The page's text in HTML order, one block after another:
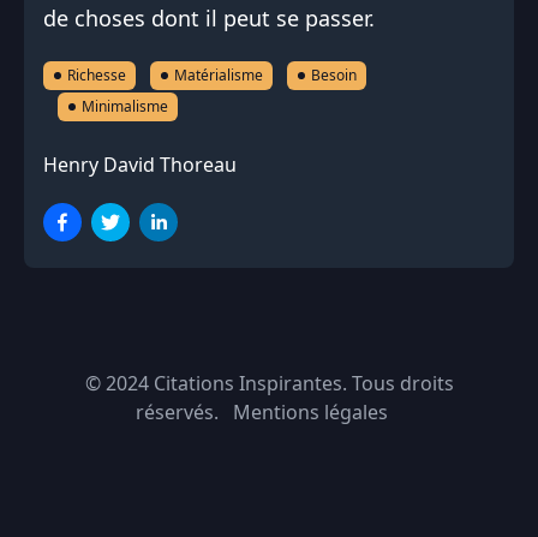
de choses dont il peut se passer.
Richesse Matérialisme
Besoin
Minimalisme
Henry David Thoreau
© 2024 Citations Inspirantes. Tous droits
réservés.
Mentions légales